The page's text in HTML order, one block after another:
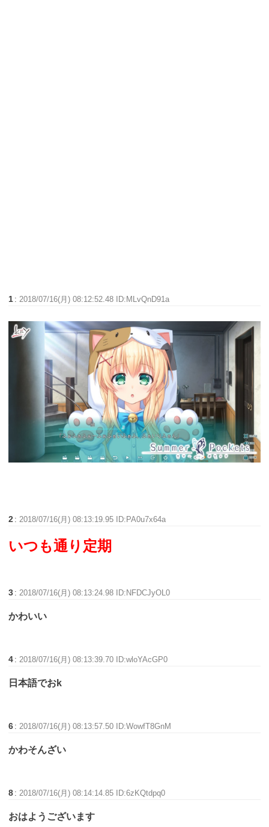
1 : 2018/07/16(月) 08:12:52.48 ID:MLvQnD91a
2 :2018/07/16(月) 08:13:19.95 ID:PA0u7x64a
いつも通り定期
3 : 2018/07/16(月) 08:13:24.98 ID:NFDCJyOL0
かわいい
4 : 2018/07/16(月) 08:13:39.70 ID:wloYAcGP0
日本語でおk
6 : 2018/07/16(月) 08:13:57.50 ID:WowfT8GnM
かわそんざい
8 : 2018/07/16(月) 08:14:14.85 ID:6zKQtdpq0
おはようございます